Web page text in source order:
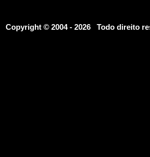
Copyright © 2004 - 2026 Todo direito